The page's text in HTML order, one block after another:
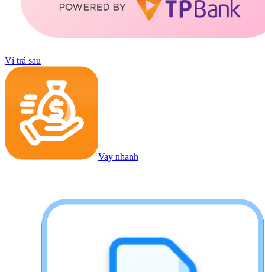
Ví trả sau
Vay nhanh